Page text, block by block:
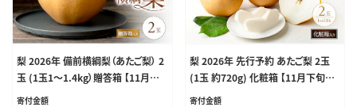
梨 2026年 備前横綱梨（あたご梨） 2
玉 (1玉1～1.4kg）贈答箱 【11月下
旬～12月中旬頃発送】ナシ なし 岡
寄付金額
梨 2026年 先行予約 あたご梨 2玉
(1玉 約720g) 化粧箱 【11月下旬～1
2月中旬頃発送】ナシ なし 岡山県産
寄付金額